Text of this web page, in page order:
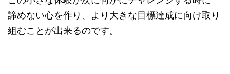
諦めない心を作り、より大きな目標達成に向け取り
組むことが出来るのです。